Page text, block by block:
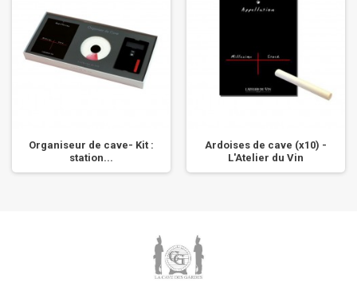
Organiseur de cave- Kit :
station...
Ardoises de cave (x10) -
L'Atelier du Vin